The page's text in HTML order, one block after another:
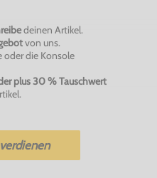
deinen Artikel.
von uns.
oder die Konsole
plus 30 % Tauschwert